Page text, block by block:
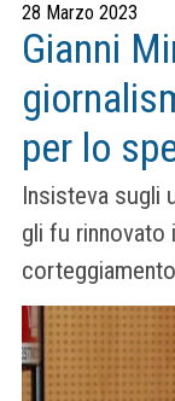
28 Marzo 2023
Gianni
per lo
Insisteva sugli
gli fu rinnovato